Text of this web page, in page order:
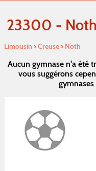
23300 - Noth
Limousin ›Creuse› Noth
Aucun gymnase n'a été
vous suggérons